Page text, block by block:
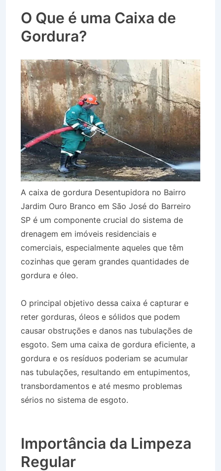
O Que é uma Caixa de
Gordura?
A caixa de gordura Desentupidora no Bairro
Jardim Ouro Branco em São José do Barreiro
SP é um componente crucial do sistema de
drenagem em imóveis residenciais e
comerciais, especialmente aqueles que têm
cozinhas que geram grandes quantidades de
gordura e óleo.
O principal objetivo dessa caixa é capturar e
reter gorduras, óleos e sólidos que podem
causar obstruções e danos nas tubulações de
esgoto. Sem uma caixa de gordura eficiente, a
gordura e os resíduos poderiam se acumular
nas tubulações, resultando em entupimentos,
transbordamentos e até mesmo problemas
sérios no sistema de esgoto.
Importância da Limpeza
Regular